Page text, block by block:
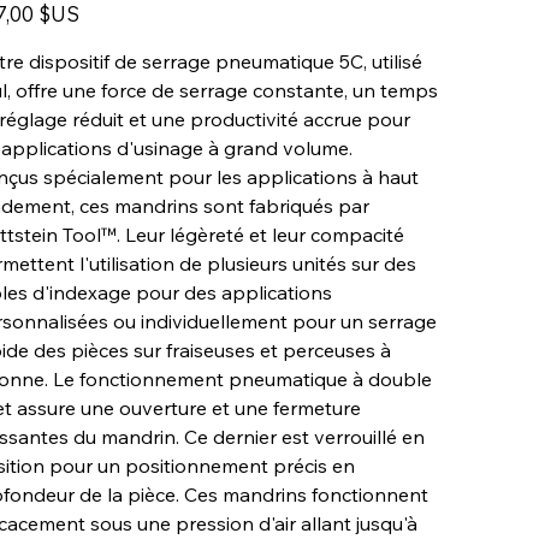
$US
dispositif de serrage pneumatique 5C, utilisé
offre une force de serrage constante, un temps
réduit et une productivité accrue pour
d'usinage à grand volume.
spécialement pour les applications à haut
ces mandrins sont fabriqués par
Tool™. Leur légèreté et leur compacité
l'utilisation de plusieurs unités sur des
d'indexage pour des applications
ou individuellement pour un serrage
des pièces sur fraiseuses et perceuses à
Le fonctionnement pneumatique à double
assure une ouverture et une fermeture
du mandrin. Ce dernier est verrouillé en
pour un positionnement précis en
de la pièce. Ces mandrins fonctionnent
sous une pression d'air allant jusqu'à